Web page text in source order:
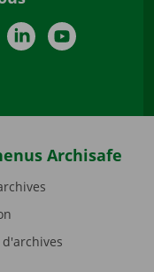
LinkedInYouTube
Archisafe